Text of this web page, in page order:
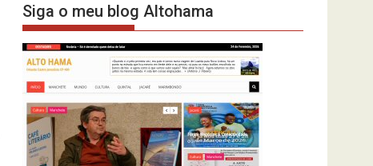
Siga o meu blog Altohama